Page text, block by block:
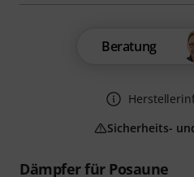
Dämpfer für Posaune
Beratung
Sicherheits-